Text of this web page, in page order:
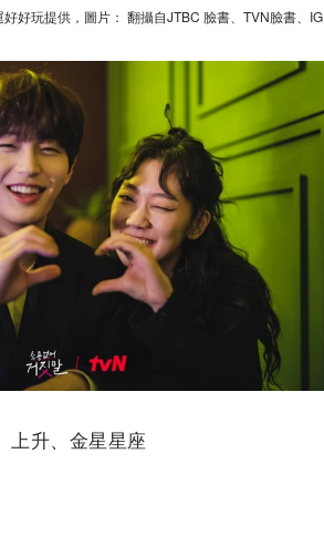
好玩提供，圖片： 翻攝自JTBC 臉書、TVN臉書、IG
上升、金星星座